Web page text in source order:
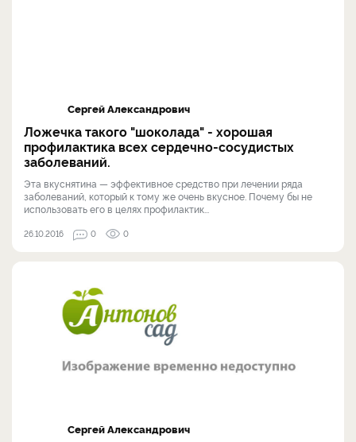
Сергей Александрович
Ложечка такого "шоколада" - хорошая
профилактика всех сердечно-сосудистых
заболеваний.
Эта вкуснятина — эффективное средство при лечении ряда
заболеваний, который к тому же очень вкусное. Почему бы не
использовать его в целях профилактик...
26.10.2016 0 0
Сергей Александрович